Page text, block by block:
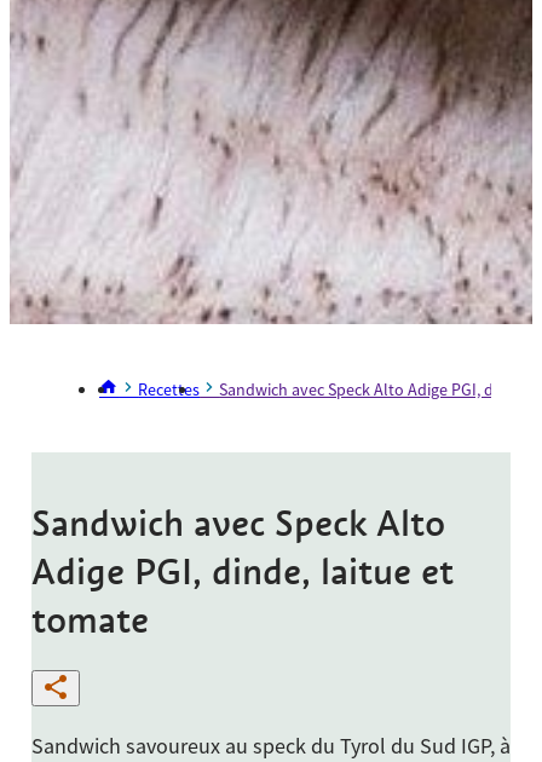
Recettes Sandwich avec Speck Alto Adige PGI, dinde,
Sandwich avec Speck Alto
Adige PGI, dinde, laitue et
tomate
Sandwich savoureux au speck du Tyrol du Sud IGP, à